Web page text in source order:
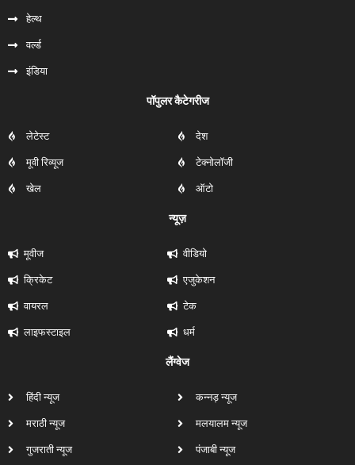
हेल्‍थ
वर्ल्ड
इंडिया
पॉपुलर कैटेगरीज
लेटेस्ट
मूवी रिव्यूज
खेल
देश
टेक्नोलॉजी
ऑटो
न्यूज़
मूवीज
क्रिकेट
वायरल
लाइफस्टाइल
वीडियो
एजुकेशन
टेक
धर्म
लैंग्वेज
हिंदी न्यूज
मराठी न्यूज
गुजराती न्यूज
कन्नड़ न्यूज
मलयालम न्यूज
पंजाबी न्यूज